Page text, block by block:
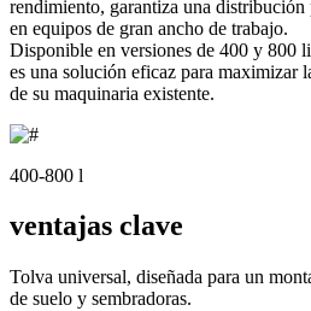
rendimiento, garantiza una
en equipos de gran ancho de trabajo.
Disponible en versiones de 400 y 800
es una solución eficaz para maximizar
de su maquinaria existente.
400-800 l
ventajas clave
Tolva universal, diseñada para un
de suelo y sembradoras.